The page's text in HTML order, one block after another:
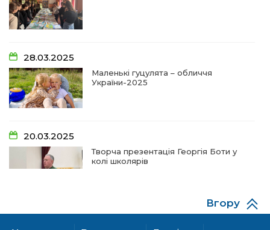
09:31
28 чер
Творчі підсумки юних художників
09:28
28 чер
Довгопільський рок заради благодійності
09:20
28 чер
Проза Людмили Охріменко: про те, що і гріє, і
болить…
14:44 Рік невідомості та болю:
09:09
28.03.2025
Маленькі гуцулята – обличчя
України-2025
20.03.2025
Творча презентація Георгія Боти у
колі школярів
06.12.2024
Вгору